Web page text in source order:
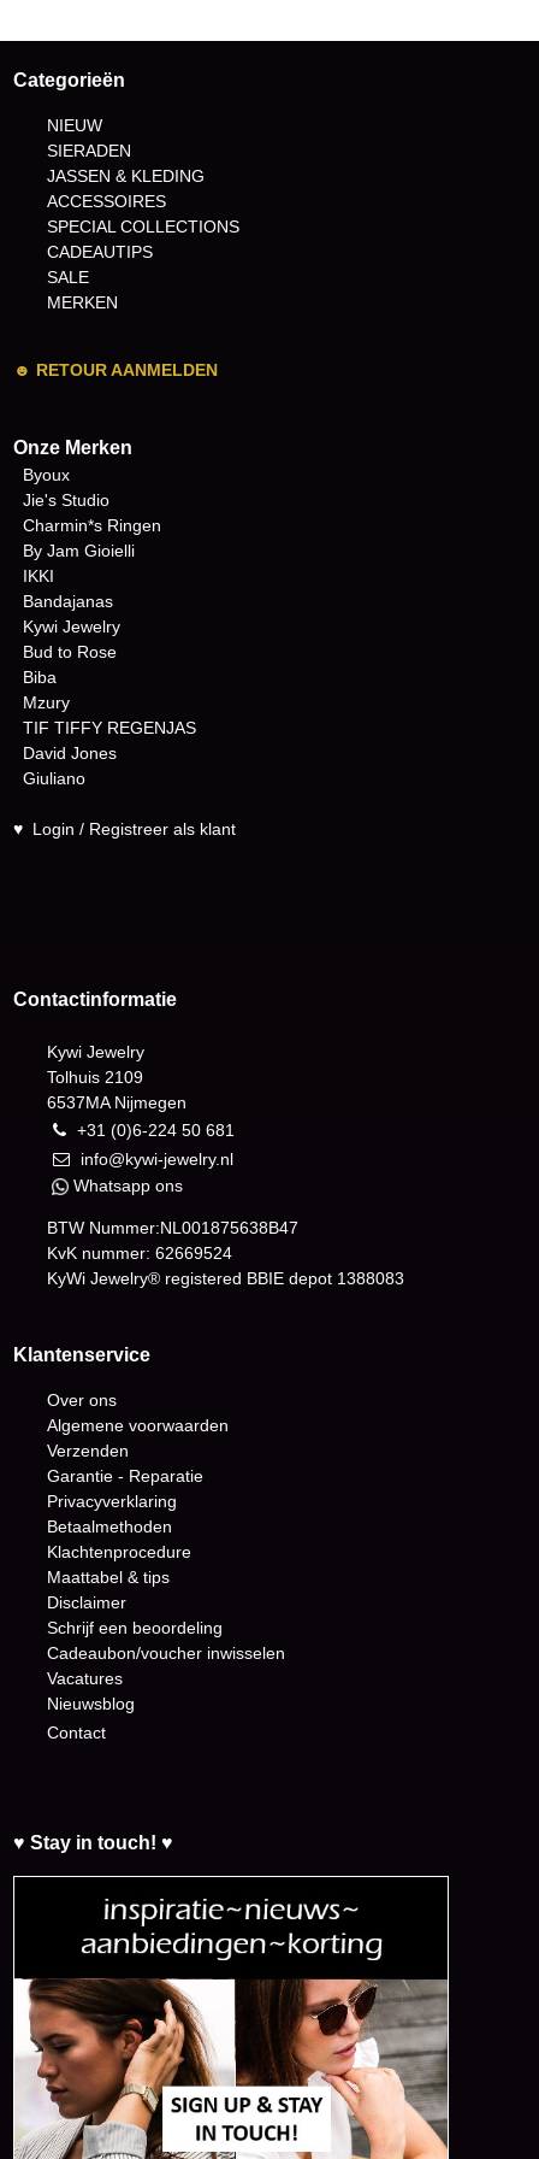
Categorieën
NIEUW
SIERADEN
JASSEN & KLEDING
ACCESSOIRES
SPECIAL COLLECTIONS
CADEAUTIPS
SALE
MERKEN
☻ RETOUR AANMELDEN
Onze Merken
Byoux
Jie's Studio
Charmin*s Ringen
By Jam Gioielli
IKKI
Bandajanas
Kywi Jewelry
Bud to Rose
Biba
Mzury
TIF TIFFY REGENJAS
David Jones
Giuliano
♥ Login / Registreer als klant
Contactinformatie
Kywi Jewelry
Tolhuis 2109
6537MA Nijmegen
+31 (0)6-224 50 681
info@kywi-jewelry.nl
Whatsapp ons
BTW Nummer:NL001875638B47
KvK nummer: 62669524
KyWi Jewelry® registered BBIE depot 1388083
Klantenservice
Over ons
Algemene voorwaarden
Verzenden
Garantie - Reparatie
Privacyverklaring
Betaalmethoden
Klachtenprocedure
Maattabel & tips
Disclaimer
Schrijf een beoordeling
Cadeaubon/voucher inwisselen
Vacatures
Nieuwsblog
Contact
♥ Stay in touch! ♥